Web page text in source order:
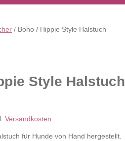
/ Boho / Hippie Style Halstuch
Style Halstuch
Versandkosten
für Hunde von Hand hergestellt.